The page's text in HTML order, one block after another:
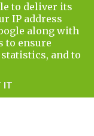
Xenadvies
to deliver its
IP address
along with
to ensure
and to
IT